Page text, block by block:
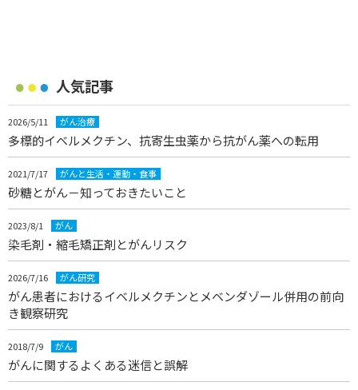
人気記事
2026/5/11 がん治療
多標的イベルメクチン、抗寄生虫薬から抗がん薬への転用
2021/7/17 がんと生活・運動・食事
砂糖とがん－知っておきたいこと
2023/8/1 がん
染毛剤・縮毛矯正剤とがんリスク
2026/7/16 がん研究
がん患者におけるイベルメクチンとメベンダゾール併用の前向
き観察研究
2018/7/9 がん
がんに関するよくある迷信と誤解